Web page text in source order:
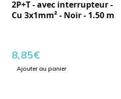
2P+T - avec interrupteur -
Cu 3x1mm² - Noir - 1.50 m
8,85€
Ajouter au panier